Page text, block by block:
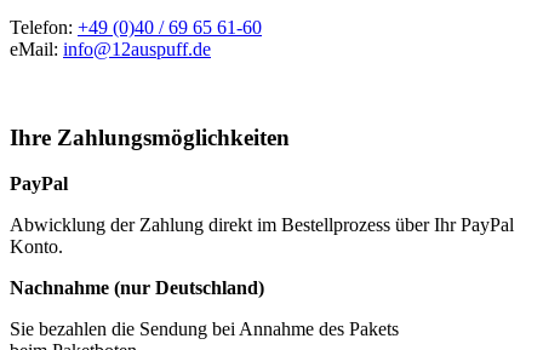
Telefon: +49 (0)40 / 69 65 61-60
eMail: info@12auspuff.de
Ihre Zahlungsmöglichkeiten
PayPal
Abwicklung der Zahlung direkt im Bestellprozess über Ihr PayPal
Konto.
Nachnahme (nur Deutschland)
Sie bezahlen die Sendung bei Annahme des Pakets